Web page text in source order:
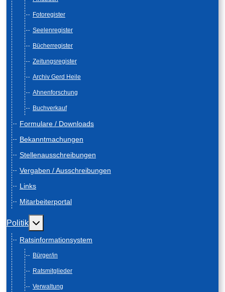
Fotoregister
Seelenregister
Bücherregister
Zeitungsregister
Archiv Gerd Heile
Ahnenforschung
Buchverkauf
Formulare / Downloads
Bekanntmachungen
Stellenausschreibungen
Vergaben / Ausschreibungen
Links
Mitarbeiterportal
Politik Weitere Informationen: Politik
Ratsinformationsystem
Bürger/in
Ratsmitglieder
Verwaltung